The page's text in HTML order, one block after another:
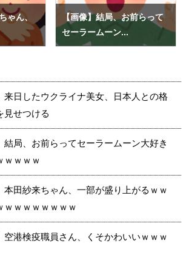
ゃん、
【画像】結局、お前らって
セーラームーン...
来日したウクライナ美女、日本人との格
見せつける
結局、お前らってセーラームーン大好き
ｗｗｗｗ
本田紗来ちゃん、一部が盛り上がるｗｗ
ｗｗｗｗｗｗｗｗ
空港検疫職員さん、くそかわいいｗｗｗ